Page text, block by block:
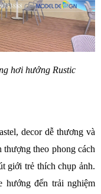
hơi hướng Rustic
decor dễ thương và
theo phong cách
giới trẻ thích chụp ảnh.
đến trải nghiệm